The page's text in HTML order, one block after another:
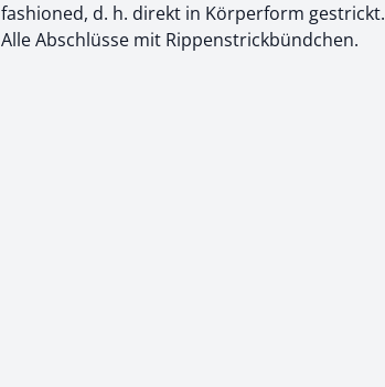
fashioned, d. h. direkt in Körperform gestrickt.
Alle Abschlüsse mit Rippenstrickbündchen.